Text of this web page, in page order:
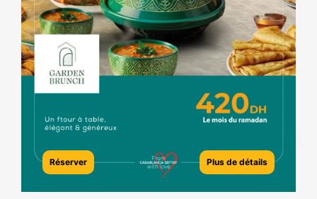
Réserver Plus de détails